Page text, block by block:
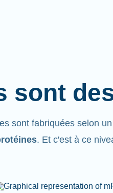
sont
sont fabriquées selon
. Et c'est à ce